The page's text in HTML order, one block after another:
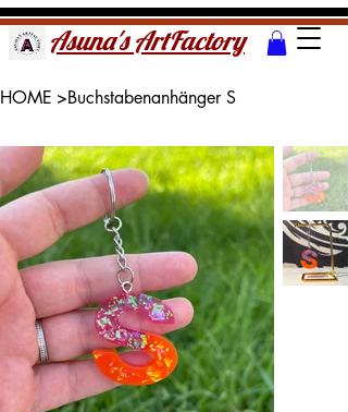
Asuna's ArtFactory
HOME >Buchstabenanhänger S